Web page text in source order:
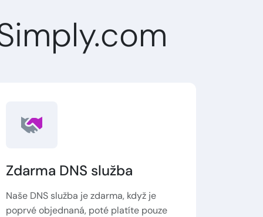
Zdarma DNS služba
Naše DNS služba je zdarma, když je
poprvé objednaná, poté platíte pouze